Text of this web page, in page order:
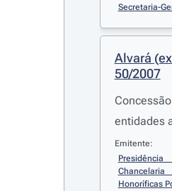
Secretaria-
Alvará
50/2007
entidades
Emitente:
Honoríficas